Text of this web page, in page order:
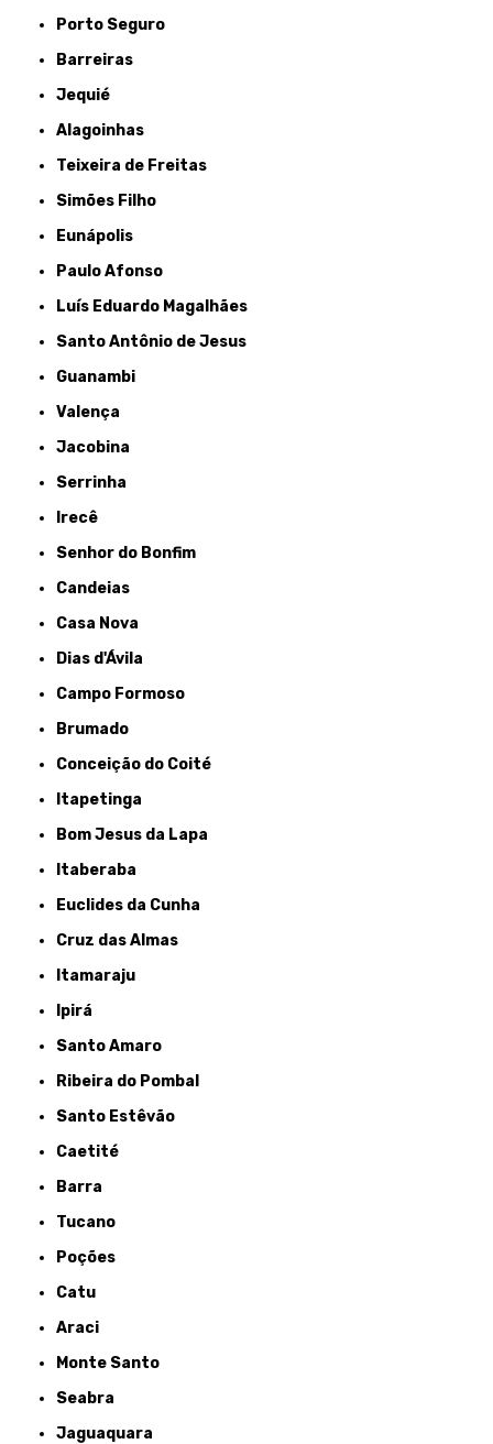
Porto Seguro
Barreiras
Jequié
Alagoinhas
Teixeira de Freitas
Simões Filho
Eunápolis
Paulo Afonso
Luís Eduardo Magalhães
Santo Antônio de Jesus
Guanambi
Valença
Jacobina
Serrinha
Irecê
Senhor do Bonfim
Candeias
Casa Nova
Dias d'Ávila
Campo Formoso
Brumado
Conceição do Coité
Itapetinga
Bom Jesus da Lapa
Itaberaba
Euclides da Cunha
Cruz das Almas
Itamaraju
Ipirá
Santo Amaro
Ribeira do Pombal
Santo Estêvão
Caetité
Barra
Tucano
Poções
Catu
Araci
Monte Santo
Seabra
Jaguaquara